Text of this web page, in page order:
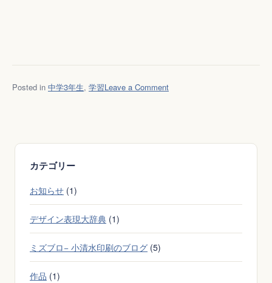
Posted in 中学3年生, 学習Leave a Commenton
か
悩
人
の
カテゴリー
お知らせ (1)
デザイン表現大辞典 (1)
ミズブロ− 小清水印刷のブログ (5)
作品 (1)